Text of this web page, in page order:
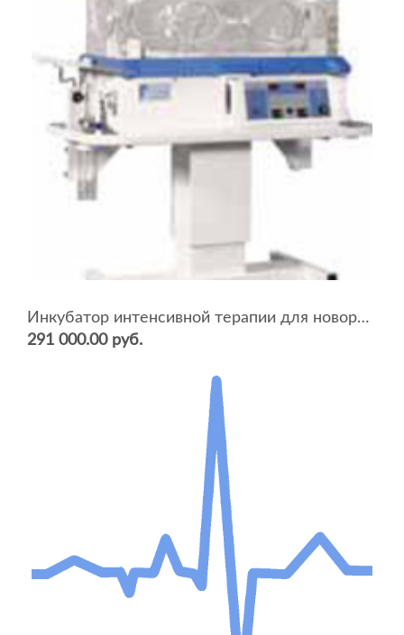
Инкубатор интенсивной терапии для новорожденных ИДН-02 сб.0-04 (с сервоувлажнителем)
291 000.00 руб.